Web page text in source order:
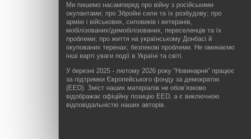
Ми пишемо насамперед про війну з російськими
окупантами; про Збройні сили та їх розбудову; про
армію і військових, силовиків і ветеранів,
мобілізованих/демобілізованих, переселенців та їх
проблеми; про життя на українському Донбасі й
окупованих теренах; безпекові проблеми. Не оминаємо
інші варті уваги події в Україні та світі.
У березні 2025 - лютому 2026 року “Новинарня” працює
за підтримки Європейського фонду за демократію
(EED). Зміст наших матеріалів не обов’язково
відображає офіційну позицію EED, а є виключною
відповідальністю наших авторів.